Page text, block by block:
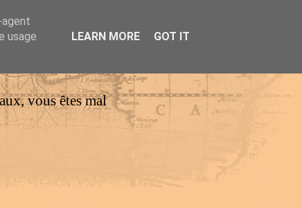
vous êtes mal
usage
LEARN MORE GOT IT